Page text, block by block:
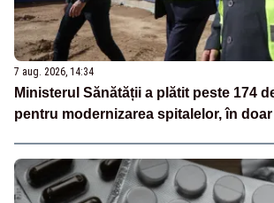
7 aug. 2026, 14:34
Ministerul Sănătății a plătit peste 174
pentru modernizarea spitalelor, în